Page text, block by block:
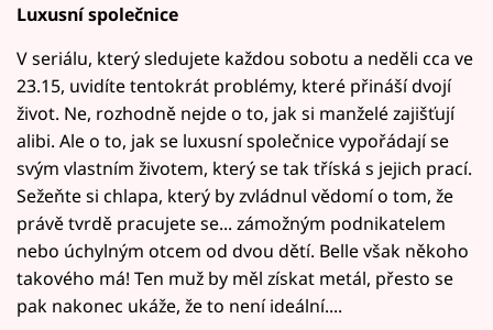
Luxusní společnice
V seriálu, který sledujete každou sobotu a neděli cca ve
23.15, uvidíte tentokrát problémy, které přináší dvojí
život. Ne, rozhodně nejde o to, jak si manželé zajišťují
alibi. Ale o to, jak se luxusní společnice vypořádají se
svým vlastním životem, který se tak tříská s jejich prací.
Sežeňte si chlapa, který by zvládnul vědomí o tom, že
právě tvrdě pracujete se... zámožným podnikatelem
nebo úchylným otcem od dvou dětí. Belle však někoho
takového má! Ten muž by měl získat metál, přesto se
pak nakonec ukáže, že to není ideální....